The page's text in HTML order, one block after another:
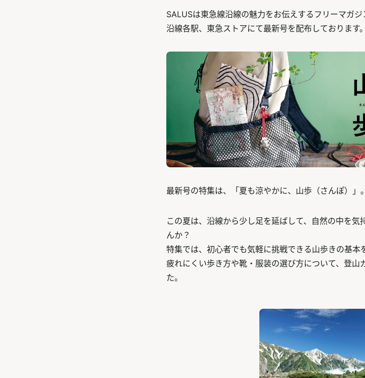
SALUSは東急線沿線の魅力をお伝えするフリーマガジ
沿線各駅、東急ストアにて最新号を配布しております
最新号の特集は、「夏も涼やかに、山歩（さんぽ）」。
この夏は、沿線から少し足を延ばして、自然の中を
んか？
特集では、初心者でも気軽に挑戦できる山歩きの基本
疲れにくい歩き方や靴・服装の選び方について、登
た。